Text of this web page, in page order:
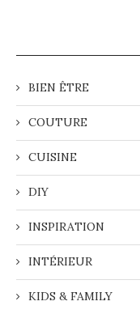
BIEN ÊTRE
COUTURE
CUISINE
DIY
INSPIRATION
INTÉRIEUR
KIDS & FAMILY